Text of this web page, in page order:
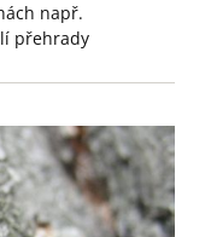
např.
přehrady